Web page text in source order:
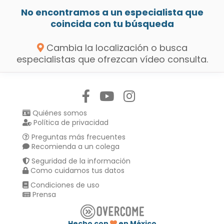
No encontramos a un especialista que
coincida con tu búsqueda
Cambia la localización o busca
especialistas que ofrezcan vídeo consulta.
Quiénes somos
Política de privacidad
Preguntas más frecuentes
Recomienda a un colega
Seguridad de la información
Como cuidamos tus datos
Condiciones de uso
Prensa